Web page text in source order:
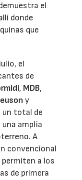
el
donde
que
el
de
, MDB,
y
un total de
amplia
A
convencional
a los
de primera